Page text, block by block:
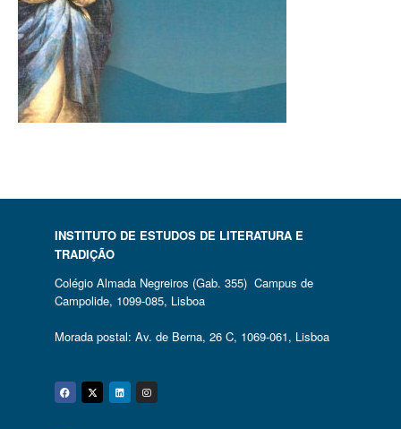
INSTITUTO DE ESTUDOS DE LITERATURA E
TRADIÇÃO
Colégio Almada Negreiros (Gab. 355) Campus de
Campolide, 1099-085, Lisboa
Morada postal: Av. de Berna, 26 C, 1069-061, Lisboa
Facebook
Twitter
Linkedin
Instagram